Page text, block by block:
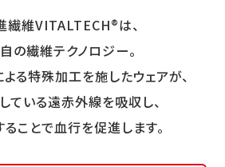
繊維VITALTECH®は、
の繊維テクノロジー。
る特殊加工を施したウェアが、
ている遠赤外線を吸収し、
ことで血行を促進します。